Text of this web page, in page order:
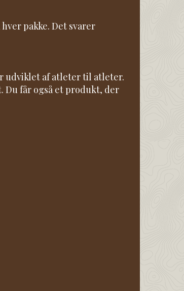
pakke. Det svarer
udviklet af atleter til atleter.
får også et produkt, der